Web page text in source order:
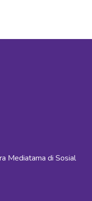
Mediatama di Sosial